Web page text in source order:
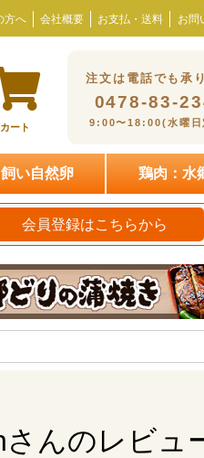
方へ 会社概要 お支払・送料 お問
カート
注文は電話でも承
0478-83-
9:00〜18:00(水曜日
い自然卵 鶏肉：水
会員登録はこちらから
さんのレビュ